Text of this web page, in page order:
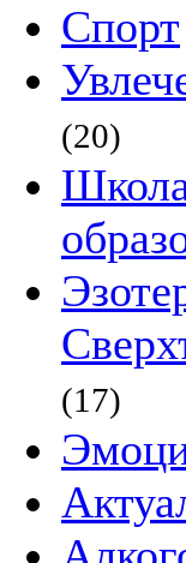
Спорт
(20)
(17)